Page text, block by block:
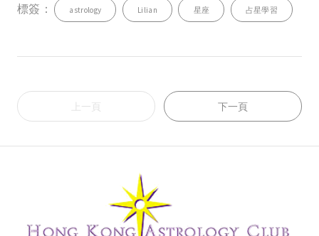
標簽： astrology Lilian 星座 占星學習
上一頁 下一頁